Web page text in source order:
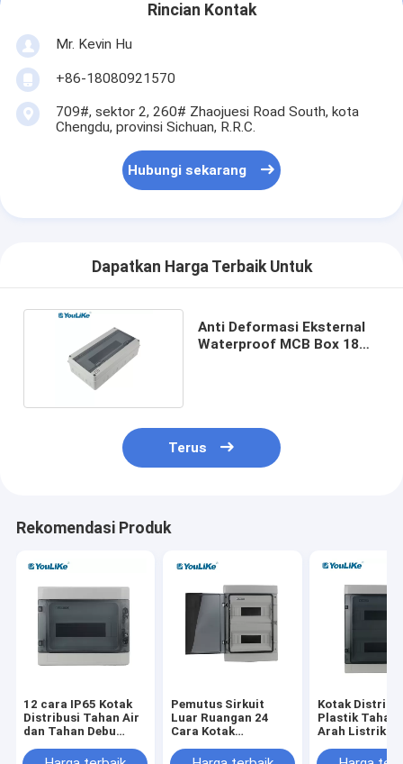
Rincian Kontak
Mr. Kevin Hu
+86-18080921570
709#, sektor 2, 260# Zhaojuesi Road South, kota
Chengdu, provinsi Sichuan, R.R.C.
Hubungi sekarang
Dapatkan Harga Terbaik Untuk
Anti Deformasi Eksternal
Waterproof MCB Box 18
Terus
Rekomendasi Produk
12 cara IP65 Kotak
Distribusi Tahan Air
dan Tahan Debu
PC
Pemutus Sirkuit
Luar Ruangan 24
Cara Kotak
Listrik Tahan Air
Kotak
Plastik Tahan
Arah Listrik